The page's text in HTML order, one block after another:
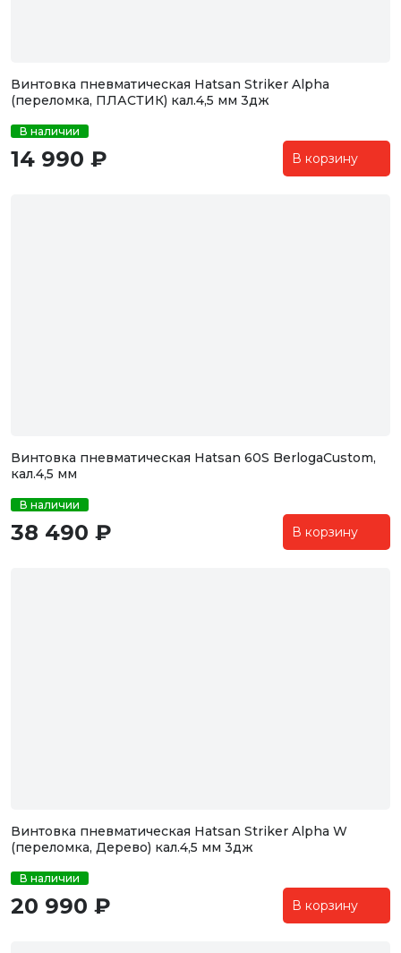
Винтовка пневматическая Hatsan Striker Alpha
(переломка, ПЛАСТИК) кал.4,5 мм 3дж
В наличии
14 990 ₽ В корзину
Винтовка пневматическая Hatsan 60S BerlogaCustom,
кал.4,5 мм
В наличии
38 490 ₽ В корзину
Винтовка пневматическая Hatsan Striker Alpha W
(переломка, Дерево) кал.4,5 мм 3дж
В наличии
20 990 ₽ В корзину